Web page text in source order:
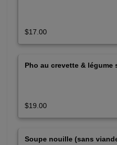
$17.00
Pho au crevette & légume
$19.00
Soupe nouille (sans